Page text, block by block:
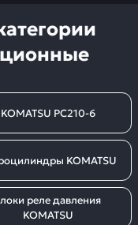
KOMATSU PC210-6
KOMATSU
реле давления
KOMATSU